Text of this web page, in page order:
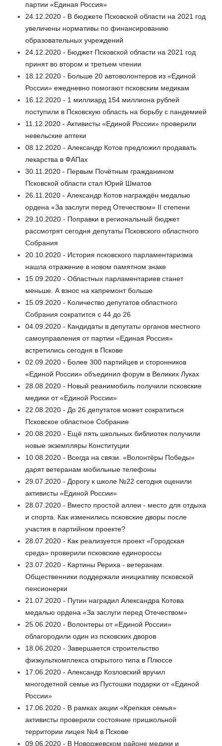
партии «Единая Россия»
24.12.2020 - В бюджете Псковской области на 2021 год
увеличены нормативы по финансированию
образовательных учреждений
24.12.2020 - Бюджет Псковской области на 2021 год
принят во втором и третьем чтении
18.12.2020 - Больше 20 автоволонтеров из «Единой
России» ежедневно помогают псковским медикам
16.12.2020 - 1 миллиард 154 миллиона рублей
поступили в Псковскую область на борьбу с пандемией
11.12.2020 - Активисты «Единой России» проверили
невельские аптеки
08.12.2020 - Александр Котов предложил продавать
лекарства в ФАПах
30.11.2020 - Первым Почётным гражданином
Псковской области стал Юрий Шматов
26.11.2020 - Александр Котов награждён медалью
ордена «За заслуги перед Отечеством» II степени
29.10.2020 - Поправки в региональный бюджет
рассмотрят сегодня депутаты Псковского областного
Собрания
20.10.2020 - История псковского парламентаризма
нашла отражение в новом памятном знаке
15.09.2020 - Областных парламентариев станет
меньше. А взнос на капремонт больше
15.09.2020 - Количество депутатов областного
Собрания сократится с 44 до 26
04.09.2020 - Кандидаты в депутаты органов местного
самоуправления от партии «Единая Россия»
встретились сегодня в Пскове
02.09.2020 - Более 300 партийцев и сторонников
«Единой России» объединил форум в Великих Луках
28.08.2020 - Новый реанимобиль получили псковские
медики от «Единой России»
22.08.2020 - До 26 депутатов может сократиться
Псковское областное Собрание
20.08.2020 - Ещё пять школьных библиотек получили
новые экземпляры Конституции
10.08.2020 - Всегда на связи. «Волонтёры Победы»
дарят ветеранам мобильные телефоны
29.07.2020 - Дорогу к школе №22 сегодня оценили
активисты «Единой России»
28.07.2020 - Вместо простой аллеи - место для отдыха
и спорта. Как изменились псковские дворы после
участия в партийном проекте?
28.07.2020 - Как реализуется проект «Городская
среда» проверили псковские единороссы
23.07.2020 - Картины Рериха - ветеранам.
Общественники поддержали инициативу псковской
пенсионерки
21.07.2020 - Путин наградил Александра Котова
медалью ордена «За заслуги перед Отечеством»
25.06.2020 - Волонтеры от «Единой России»
облагородили один из псковских дворов
18.06.2020 - Завершается строительство
физкульткомплекса открытого типа в Плюссе
17.06.2020 - Александр Козловский вручил
многодетной семье из Пустошки подарки от «Единой
России»
17.06.2020 - В рамках акции «Крепкая семья»
активисты проверили состояние пришкольной
территории лицея №4 в Пскове
09.06.2020 - В Новоржевском районе медики и